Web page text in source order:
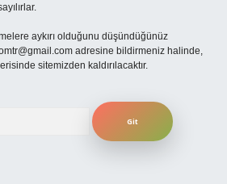
aykırı olduğunu düşündüğünüz
adresine bildirmeniz halinde,
sitemizden kaldırılacaktır.